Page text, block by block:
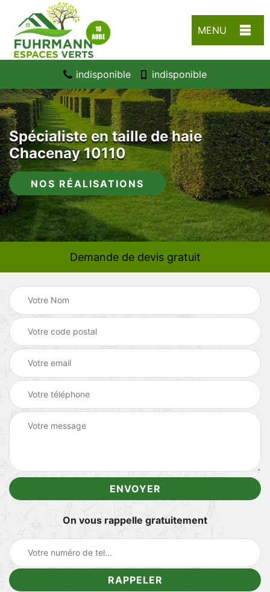
MENU
indisponible indisponible
Spécialiste en taille de haie
Chacenay 10110
NOS RÉALISATIONS
Demande de devis gratuit
On vous rappelle gratuitement